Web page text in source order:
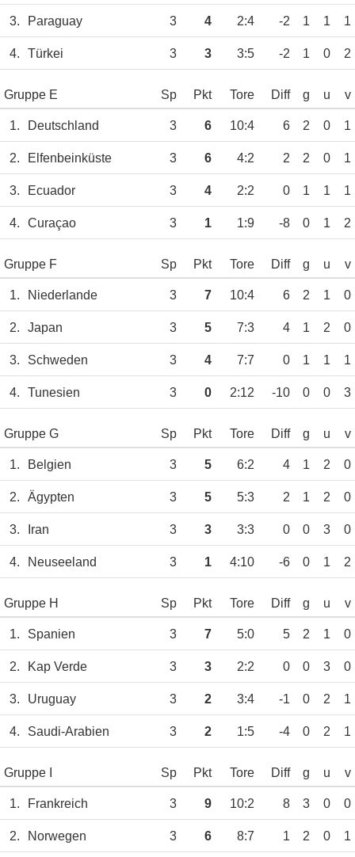
3. Paraguay 3 4 2:4 -2 1 1 1
4. Türkei 3 3 3:5 -2 1 0 2
Gruppe E Sp Pkt Tore Diff g u v
1. Deutschland 3 6 10:4 6 2 0 1
2. Elfenbeinküste 3 6 4:2 2 2 0 1
3. Ecuador 3 4 2:2 0 1 1 1
4. Curaçao 3 1 1:9 -8 0 1 2
Gruppe F Sp Pkt Tore Diff g u v
1. Niederlande 3 7 10:4 6 2 1 0
2. Japan 3 5 7:3 4 1 2 0
3. Schweden 3 4 7:7 0 1 1 1
4. Tunesien 3 0 2:12 -10 0 0 3
Gruppe G Sp Pkt Tore Diff g u v
1. Belgien 3 5 6:2 4 1 2 0
2. Ägypten 3 5 5:3 2 1 2 0
3. Iran 3 3 3:3 0 0 3 0
4. Neuseeland 3 1 4:10 -6 0 1 2
Gruppe H Sp Pkt Tore Diff g u v
1. Spanien 3 7 5:0 5 2 1 0
2. Kap Verde 3 3 2:2 0 0 3 0
3. Uruguay 3 2 3:4 -1 0 2 1
4. Saudi-Arabien 3 2 1:5 -4 0 2 1
Gruppe I Sp Pkt Tore Diff g u v
1. Frankreich 3 9 10:2 8 3 0 0
2. Norwegen 3 6 8:7 1 2 0 1